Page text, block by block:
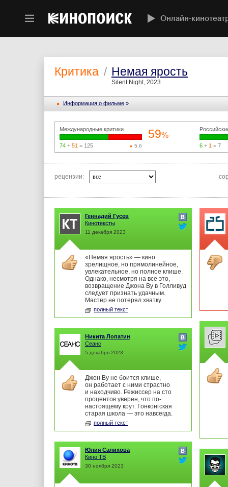
Онлайн-
Критика / Немая ярость
Silent Night, 2023
Информация o фильме »
Международные критики 59%
74 + 51 = 125 5.6 6 + 1 = 7
рецензии:
Геннадий Гусев
Кинотексты
11 декабря 2023
«Немая ярость» — кино
зрелищное, но прямолинейное,
увлекательное, но полное клише.
Однако, несмотря на все это,
возвращение Джона Ву в Голливуд
следует признать удачным.
Мастер не потерял хватку.
полный текст
Никита Лопатин
Сеанс
5 декабря 2023
Джон Ву не боится клише,
он работает с ними страстно
и находчиво. Режиссер на сто
процентов уверен, что по-
настоящему крут. Гонконгская
старая школа — это навсегда.
полный текст
Юлия Салихова
Кино ТВ
30 ноября 2023